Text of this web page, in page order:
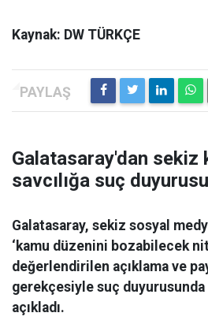
Kaynak: DW TÜRKÇE
Galatasaray'dan sekiz
savcılığa suç duyurusu
Galatasaray, sekiz sosyal
‘kamu düzenini bozabilecek
değerlendirilen açıklama ve
gerekçesiyle suç
açıkladı.